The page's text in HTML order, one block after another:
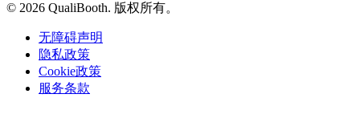
© 2026 QualiBooth. 版权所有。
无障碍声明
隐私政策
Cookie政策
服务条款